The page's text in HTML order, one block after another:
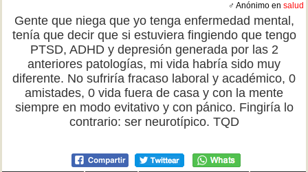
♂ Anónimo en salud
Gente que niega que yo tenga enfermedad mental,
tenía que decir que si estuviera fingiendo que tengo
PTSD, ADHD y depresión generada por las 2
anteriores patologías, mi vida habría sido muy
diferente. No sufriría fracaso laboral y académico, 0
amistades, 0 vida fuera de casa y con la mente
siempre en modo evitativo y con pánico. Fingiría lo
contrario: ser neurotípico. TQD